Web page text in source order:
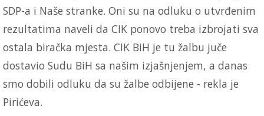
SDP-a i Naše stranke. Oni su na odluku o utvrđenim
rezultatima naveli da CIK ponovo treba izbrojati sva
ostala biračka mjesta. CIK BiH je tu žalbu juče
dostavio Sudu BiH sa našim izjašnjenjem, a danas
smo dobili odluku da su žalbe odbijene - rekla je
Pirićeva.